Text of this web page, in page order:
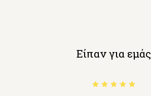
Είπαν για εμάς